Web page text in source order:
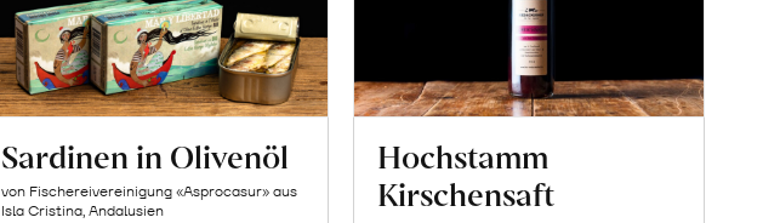
Sardinen in Olivenöl
von Fischereivereinigung «Asprocasur» aus
Isla Cristina, Andalusien
Hochstamm
Kirschensaft